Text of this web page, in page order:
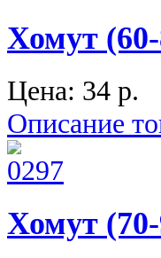
Хомут
Цена: 34 p.
Описание
Хомут